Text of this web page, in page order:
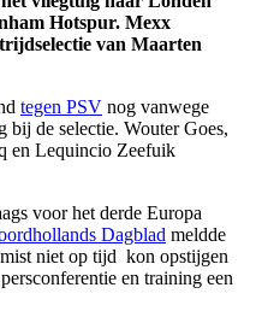
Hotspur. Mexx
van Maarten
tegen PSV nog vanwege
bij de selectie. Wouter Goes,
en Lequincio Zeefuik
voor het derde Europa
Dagblad meldde
niet op tijd kon opstijgen
en training een